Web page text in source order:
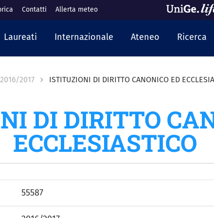
Contatti Allerta meteo
Laureati Internazionale Ateneo Ricerca
2017 ISTITUZIONI DI DIRITTO CANONICO ED
DI DIRITTO
ECCLESIASTICO
55587